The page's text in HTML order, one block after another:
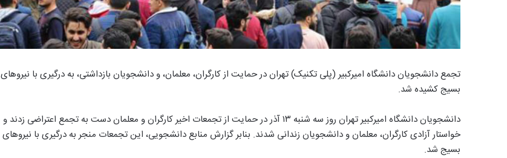
تجمع دانشجویان دانشگاه امیرکبیر (پلی تکنیک) تهران در حمایت از کارگران، معلمان، و دانشجویان بازداشتی، به درگیری با نیروهای
بسیج کشیده شد.
دانشجویان دانشگاه امیرکبیر تهران روز سه شنبه ۱۳ آذر در حمایت از تجمعات اخیر کارگران و معلمان دست به تجمع اعتراضی زدند و
خواستار آزادی کارگران، معلمان و دانشجویان زندانی شدند. بنابر گزارش منابع دانشجویی، این تجمعات منجر به درگیری با نیروهای
بسیج شد.